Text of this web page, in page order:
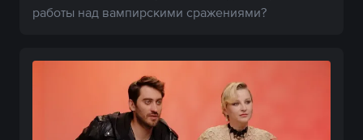
работы над вампирскими сражениями?